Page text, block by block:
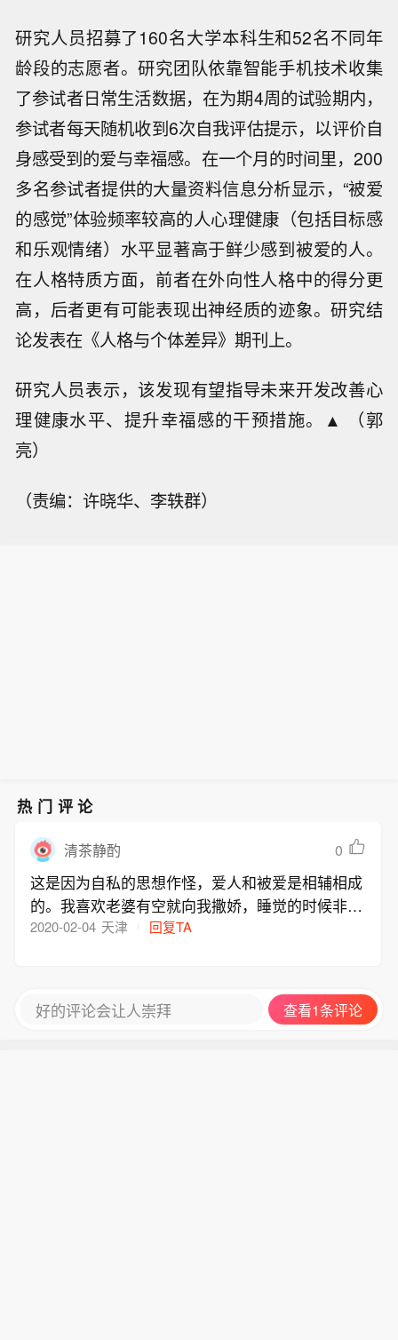
研究人员招募了160名大学本科生和52名不同年
龄段的志愿者。研究团队依靠智能手机技术收集
了参试者日常生活数据，在为期4周的试验期内，
参试者每天随机收到6次自我评估提示，以评价自
身感受到的爱与幸福感。在一个月的时间里，200
多名参试者提供的大量资料信息分析显示，“被爱
的感觉”体验频率较高的人心理健康（包括目标感
和乐观情绪）水平显著高于鲜少感到被爱的人。
在人格特质方面，前者在外向性人格中的得分更
高，后者更有可能表现出神经质的迹象。研究结
论发表在《人格与个体差异》期刊上。
研究人员表示，该发现有望指导未来开发改善心
理健康水平、提升幸福感的干预措施。▲ （郭
亮）
（责编：许晓华、李轶群）
热门评论
清茶静酌 0
这是因为自私的思想作怪，爱人和被爱是相辅相成
的。我喜欢老婆有空就向我撒娇，睡觉的时候非要
我搂着，我老婆在家的时候她就不会让我干家务，
2020-02-04 天津 回复TA
好的评论会让人崇拜 查看1条评论